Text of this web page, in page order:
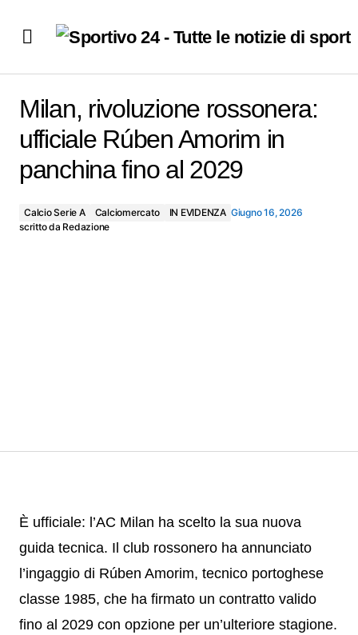
panchina fino al 2029
Milan, rivoluzione rossonera:
ufficiale Rúben Amorim in
panchina fino al 2029
Calcio Serie A Calciomercato IN EVIDENZA Giugno 16, 2026
scritto da Redazione
È ufficiale: l’AC Milan ha scelto la sua nuova
guida tecnica. Il club rossonero ha annunciato
l’ingaggio di Rúben Amorim, tecnico portoghese
classe 1985, che ha firmato un contratto valido
fino al 2029 con opzione per un’ulteriore stagione.